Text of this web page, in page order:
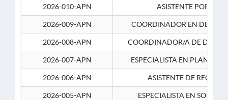
2026-010-APN
ASISTENTE
2026-009-APN COORDINADOR EN
2026-008-APN COORDINADOR/A DE
2026-007-APN ESPECIALISTA EN
2026-006-APN ASISTENTE DE
2026-005-APN ESPECIALISTA EN